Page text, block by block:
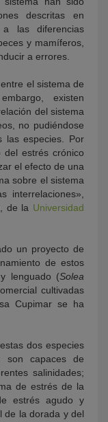
descritas en
las diferencias
y mamíferos,
a errores.
el sistema de
existen
del sistema
no pudiéndose
las especies. Por
del estrés crónico
el efecto de una
sobre el sistema
interrelaciones»,
de la Universidad
un proyecto de
de estos
lenguado (Solea
cultivadas
Cupimar se ha
dos especies
son capaces de
salinidades;
de estrés de la
estrés agudo y
de la dorada y del